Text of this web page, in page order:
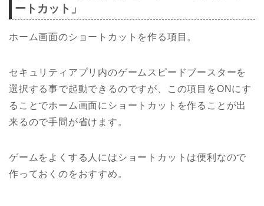
ートカット」
ホーム画面のショートカットを作る項目。
セキュリティアプリ内のゲームスピードブースターを
選択する事で起動できるのですが、この項目をONにす
ることでホーム画面にショートカットを作ることが出
来るので手間が省けます。
ゲームをよくする人にはショートカットは便利なので
作っておくのをおすすめ。